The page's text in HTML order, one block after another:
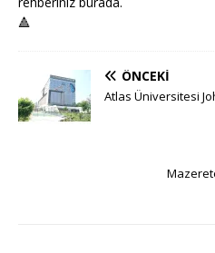
🔺
ÖNCEKI
Atlas Üniversitesi